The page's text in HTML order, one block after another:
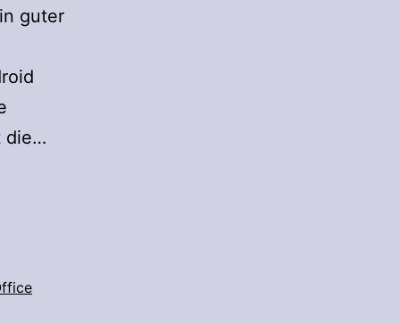
guter
die…